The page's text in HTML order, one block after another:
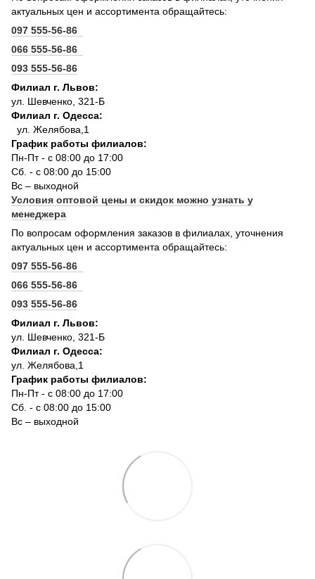
актуальных цен и ассортимента обращайтесь:
097 555-56-86
066 555-56-86
093 555-56-86
Филиал г. Львов:
ул. Шевченко, 321-Б
Филиал г. Одесса:
ул. Желябова,1
График работы филиалов:
Пн-Пт - с 08:00 до 17:00
Сб. - с 08:00 до 15:00
Вс – выходной
Условия оптовой цены и скидок можно узнать у
менеджера
По вопросам оформления заказов в филиалах, уточнения
актуальных цен и ассортимента обращайтесь:
097 555-56-86
066 555-56-86
093 555-56-86
Филиал г. Львов:
ул. Шевченко, 321-Б
Филиал г. Одесса:
ул. Желябова,1
График работы филиалов:
Пн-Пт - с 08:00 до 17:00
Сб. - с 08:00 до 15:00
Вс – выходной